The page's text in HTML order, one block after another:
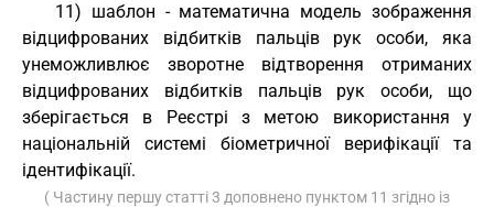
11) шаблон - математична модель зображення
відцифрованих відбитків пальців рук особи, яка
унеможливлює зворотне відтворення отриманих
відцифрованих відбитків пальців рук особи, що
зберігається в Реєстрі з метою використання у
національній системі біометричної верифікації та
ідентифікації.
( Частину першу статті 3 доповнено пунктом 11 згідно із